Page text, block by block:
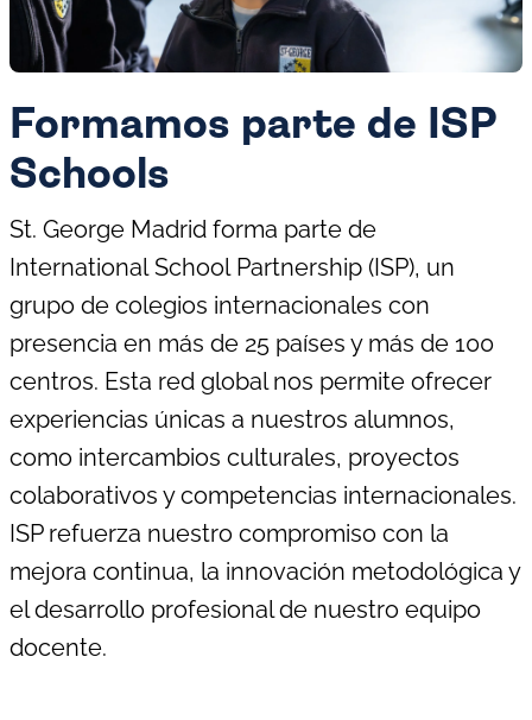
Formamos parte de ISP
Schools
St. George Madrid forma parte de
InternationalSchool Partnership (ISP), un
grupo de colegios internacionales con
presencia en más de 25 países y más de 100
centros. Esta red global nos permite ofrecer
experiencias únicas a nuestros alumnos,
como intercambios culturales, proyectos
colaborativos y competencias internacionales.
ISP refuerza nuestro compromiso con la
mejora continua, la innovación metodológica y
el desarrollo profesional de nuestro equipo
docente.